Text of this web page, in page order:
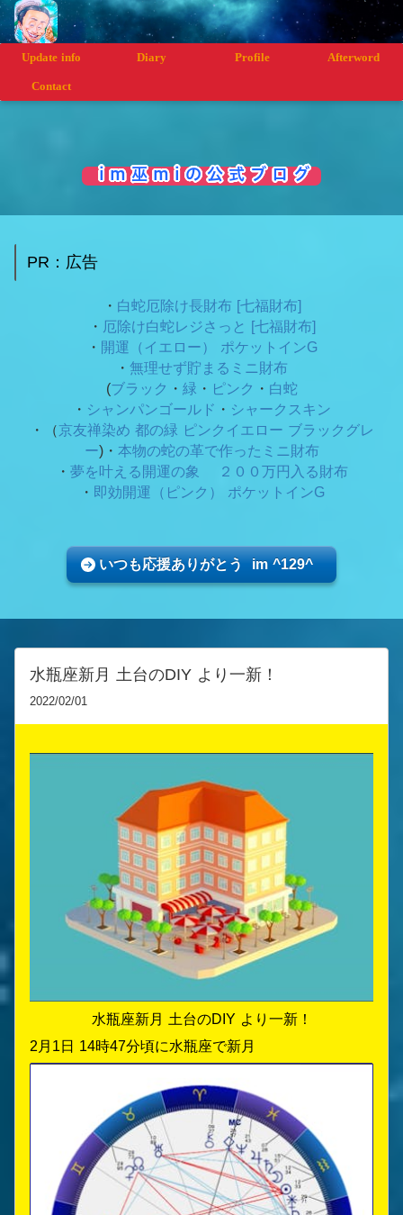
Update info Diary Profile Afterword
Contact
i m 巫 m i の 公 式 ブ ロ グ
PR：広告
・ 白蛇厄除け長財布 [七福財布]
・ 厄除け白蛇レジさっと [七福財布]
・ 開運（イエロー） ポケットインG
・ 無理せず貯まるミニ財布
(ブラック ・ 緑 ・ ピンク ・ 白蛇
・ シャンパンゴールド ・ シャークスキン
・（京友禅染め 都の緑 ピンクイエロー ブラックグレ
ー)・ 本物の蛇の革で作ったミニ財布
・ 夢を叶える開運の象 ２００万円入る財布
・ 即効開運（ピンク） ポケットインG
いつも応援ありがとう im ^129^
水瓶座新月 土台のDIY より一新！
2022/02/01
水瓶座新月 土台のDIY より一新！
2月1日 14時47分頃に水瓶座で新月